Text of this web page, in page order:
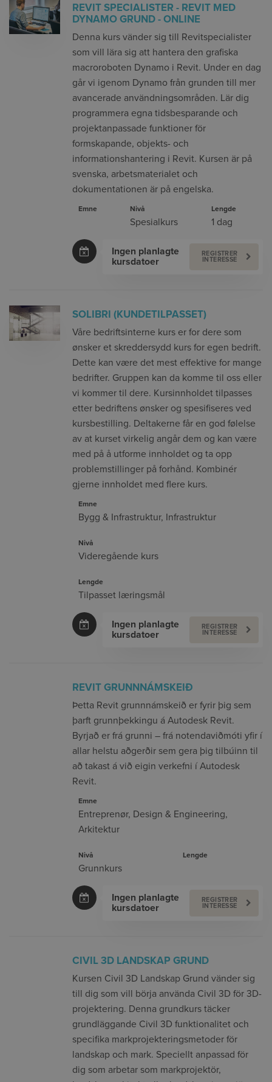
REVIT SPECIALISTER - REVIT MED
DYNAMO GRUND - ONLINE
Denna kurs vänder sig till Revitspecialister
som vill lära sig att hantera den grafiska
macroroboten Dynamo i Revit. Under en dag
går vi igenom Dynamo från grunden till mer
avancerade användningsområden. Lär dig
programmera egna tidsbesparande och
projektanpassade funktioner för
formskapande, objekts- och
informationshantering i Revit. Kursen är på
svenska, arbetsmaterialet och
dokumentationen är på engelska.
Emne Nivå
Spesialkurs
Lengde
1 dag
Ingen planlagte
kursdatoer
REGISTRER
INTERESSE
SOLIBRI (KUNDETILPASSET)
Våre bedriftsinterne kurs er for dere som
ønsker et skreddersydd kurs for egen bedrift.
Dette kan være det mest effektive for mange
bedrifter. Gruppen kan da komme til oss eller
vi kommer til dere. Kursinnholdet tilpasses
etter bedriftens ønsker og spesifiseres ved
kursbestilling. Deltakerne får en god følelse
av at kurset virkelig angår dem og kan være
med på å utforme innholdet og ta opp
problemstillinger på forhånd. Kombinér
gjerne innholdet med flere kurs.
Emne
Bygg & Infrastruktur, Infrastruktur
Nivå
Videregående kurs
Lengde
Tilpasset læringsmål
Ingen planlagte
kursdatoer
REGISTRER
INTERESSE
REVIT GRUNNNÁMSKEIÐ
Þetta Revit grunnnámskeið er fyrir þig sem
þarft grunnþekkingu á Autodesk Revit.
Byrjað er frá grunni – frá notendaviðmóti yfir í
allar helstu aðgerðir sem gera þig tilbúinn til
að takast á við eigin verkefni í Autodesk
Revit.
Emne
Entreprenør, Design & Engineering,
Arkitektur
Nivå
Grunnkurs
Lengde
Ingen planlagte
kursdatoer
REGISTRER
INTERESSE
CIVIL 3D LANDSKAP GRUND
Kursen Civil 3D Landskap Grund vänder sig
till dig som vill börja använda Civil 3D för 3D-
projektering. Denna grundkurs täcker
grundläggande Civil 3D funktionalitet och
specifika markprojekteringsmetoder för
landskap och mark. Speciellt anpassad för
dig som arbetar som markprojektör,